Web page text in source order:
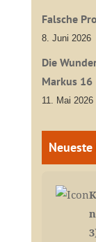
Falsche
8. Juni 2026
Die
Markus 16
11. Mai 2026